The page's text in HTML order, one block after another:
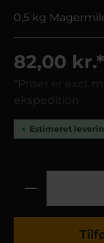
0,5 kg
82,00 kr.*
*Priser er excl.
ekspedition
Estimeret